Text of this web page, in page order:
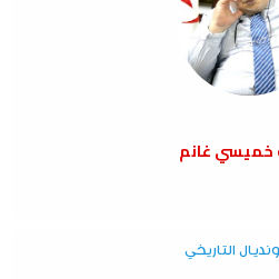
خميسي غانم
التاريخي